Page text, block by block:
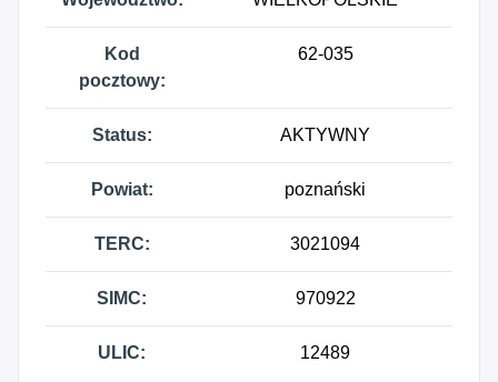
Kod
pocztowy:
62-035
Status: AKTYWNY
Powiat: poznański
TERC: 3021094
SIMC: 970922
ULIC: 12489